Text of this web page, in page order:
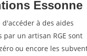
Essonne
à des aides
un artisan RGE sont
ou encore les